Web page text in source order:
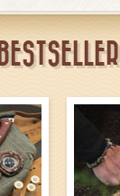
BESTSELLER